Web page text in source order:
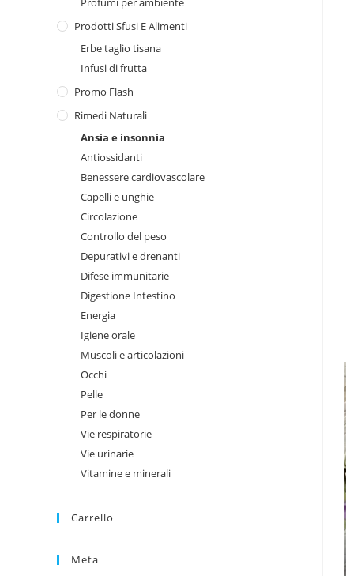
Prodotti Sfusi E Alimenti
Erbe taglio tisana
Infusi di frutta
Promo Flash
Rimedi Naturali
Ansia e insonnia
Antiossidanti
Benessere cardiovascolare
Capelli e unghie
Circolazione
Controllo del peso
Depurativi e drenanti
Difese immunitarie
Digestione Intestino
Energia
Igiene orale
Muscoli e articolazioni
Occhi
Pelle
Per le donne
Vie respiratorie
Vie urinarie
Vitamine e minerali
Carrello
Meta